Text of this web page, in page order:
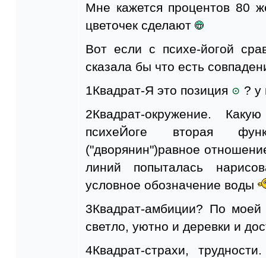
Мне кажется процентов 80
цветочек сделают
Вот если с психе-йогой
сказала бы что есть
1Квадрат-Я это позиция
?
2Квадрат-окружение.
психеЙоге вторая
("дворянин")равное
линий попыталась
условное обозначение воды
3Квадрат-амбиции? По
светло, уютно и деревки и
4Квадрат-страхи,